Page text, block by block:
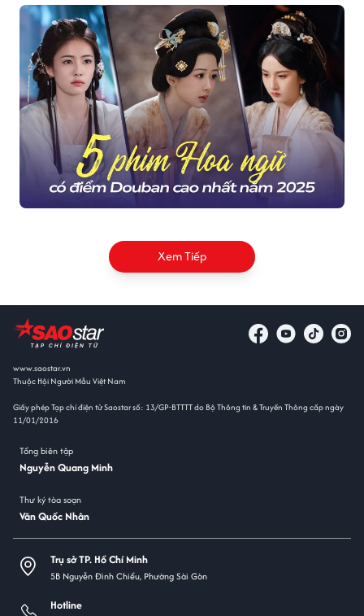
Xem Tiếp
www.saostar.vn
Thuộc Hội Người Mẫu Việt Nam
Giấy phép Tạp chí điện tử Saostar số: 13/GP-BTTTT do Bộ Thông tin & Truyền Thông cấp ngày
11/01/2016
Tổng biên tập
Nguyễn Quang Minh
Thư ký tòa soạn
Văn Quốc Nhân
Trụ sở TP. Hồ Chí Minh
5B Nguyễn Đình Chiểu, Phường Sài Gòn
Hotline